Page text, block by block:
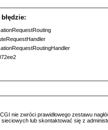
nie zwróci prawidłowego zestawu
lub skontaktować się z